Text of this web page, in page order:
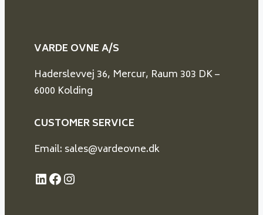
VARDE OVNE A/S
Haderslevvej 36, Mercur, Raum 303 DK –
6000 Kolding
CUSTOMER SERVICE
Email: sales@vardeovne.dk
LinkedIn
Facebook
Instagram